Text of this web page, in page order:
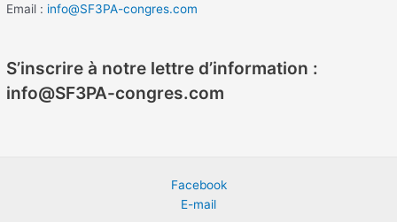
Email : info@SF3PA-congres.com
S’inscrire à notre lettre d’information :
info@SF3PA-congres.com
Facebook
E-mail